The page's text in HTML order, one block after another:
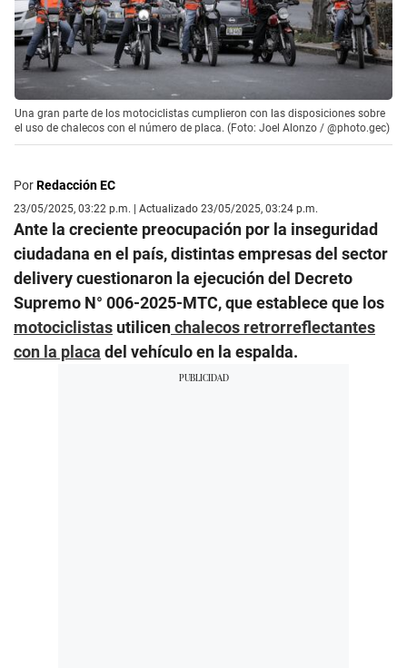
Una gran parte de los motociclistas cumplieron con las disposiciones sobre
el uso de chalecos con el número de placa. (Foto: Joel Alonzo / @photo.gec)
PorRedacción EC
23/05/2025, 03:22 p.m. | Actualizado 23/05/2025, 03:24 p.m.
Ante la creciente preocupación por la inseguridad
ciudadana en el país, distintas empresas del sector
delivery cuestionaron la ejecución del Decreto
Supremo N° 006-2025-MTC, que establece que los
motociclistas utilicenchalecos retrorreflectantes
con la placa del vehículo en la espalda.